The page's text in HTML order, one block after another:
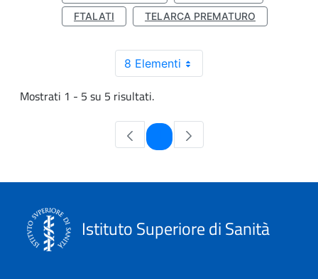
FTALATI
TELARCA PREMATURO
8 Elementi
Mostrati 1 - 5 su 5 risultati.
Pagina
Istituto Superiore di Sanità